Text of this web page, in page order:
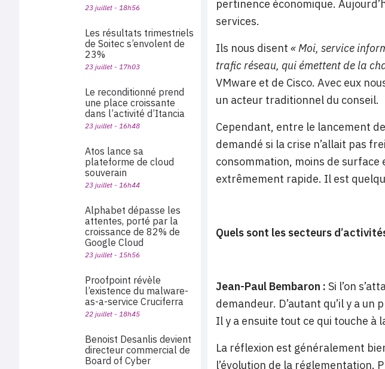
pertinence économique.
services.
Ils nous disent « Moi, service
trafic réseau, qui émettent de la
VMware et de Cisco. Avec eux
un acteur traditionnel du conseil.
Cependant, entre le lancement
demandé si la crise n’allait pas
consommation, moins de surface
extrêmement rapide. Il est
Quels sont les secteurs
Jean-Paul Bembaron : Si l’on
demandeur. D’autant qu’il y a
Il y a ensuite tout ce qui touche à
La réflexion est généralement
l’évolution de la réglementation.
23 juillet - 18h56
Les résultats trimestriels
de Soitec s’envolent de
23%
23 juillet - 17h03
Le reconditionné prend
une place croissante
dans l’activité d’Itancia
23 juillet - 16h48
Atos lance sa
plateforme de cloud
souverain
23 juillet - 16h44
Alphabet dépasse les
attentes, porté par la
croissance de 82% de
Google Cloud
23 juillet - 15h56
Proofpoint révèle
l’existence du malware-
as-a-service Cruciferra
22 juillet - 18h45
Benoist Desanlis devient
directeur commercial de
Board of Cyber